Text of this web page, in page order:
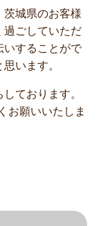
茨城県のお客様
過ごしていただ
いすることがで
います。
ております。
お願いいたしま